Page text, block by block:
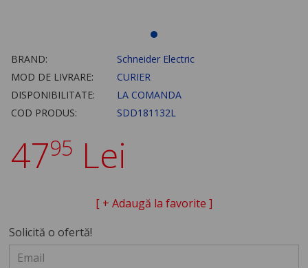
BRAND:
Schneider Electric
MOD DE LIVRARE:
CURIER
DISPONIBILITATE:
LA COMANDA
COD PRODUS:
SDD181132L
4795 Lei
[ + Adaugă la favorite ]
Solicită o ofertă!